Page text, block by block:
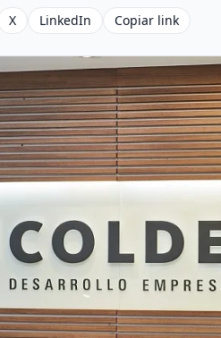
X LinkedIn Copiar link